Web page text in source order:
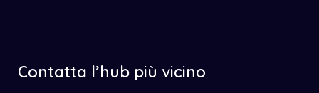
Contatta l’hub più vicino